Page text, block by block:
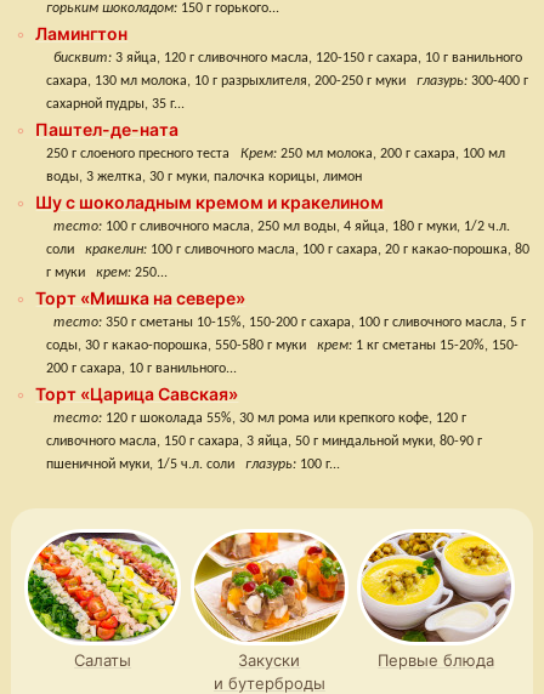
горьким шоколадом: 150 г горького...
Ламингтон
бисквит: 3 яйца, 120 г сливочного масла, 120-150 г сахара, 10 г ванильного
сахара, 130 мл молока, 10 г разрыхлителя, 200-250 г мукиглазурь: 300-400 г
сахарной пудры, 35 г...
Паштел-де-ната
250 г слоеного пресного тестаКрем: 250 мл молока, 200 г сахара, 100 мл
воды, 3 желтка, 30 г муки, палочка корицы, лимон
Шу с шоколадным кремом и кракелином
тесто: 100 г сливочного масла, 250 мл воды, 4 яйца, 180 г муки, 1/2 ч.л.
соликракелин: 100 г сливочного масла, 100 г сахара, 20 г какао-порошка, 80
г мукикрем: 250...
Торт «Мишка на севере»
тесто: 350 г сметаны 10-15%, 150-200 г сахара, 100 г сливочного масла, 5 г
соды, 30 г какао-порошка, 550-580 г мукикрем: 1 кг сметаны 15-20%, 150-
200 г сахара, 10 г ванильного...
Торт «Царица Савская»
тесто: 120 г шоколада 55%, 30 мл рома или крепкого кофе, 120 г
сливочного масла, 150 г сахара, 3 яйца, 50 г миндальной муки, 80-90 г
пшеничной муки, 1/5 ч.л. солиглазурь: 100 г...
Салаты
Закуски
и бутерброды
Первые блюда